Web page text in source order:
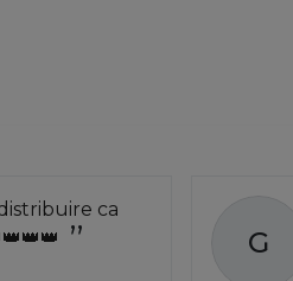
ca
G